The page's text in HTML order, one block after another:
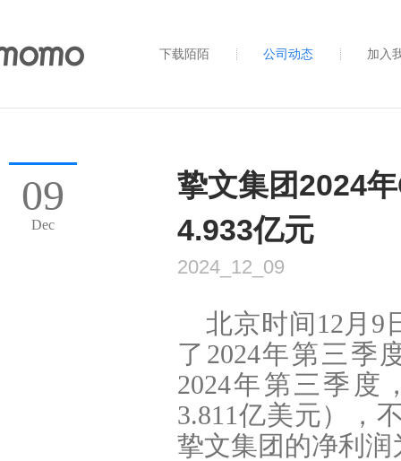
下载陌陌 公司动态 加入
09
Dec
挚文集团2024
4.933亿元
2024_12_09
北京时间12月9
了2024年第三季
2024年第三季度
3.811亿美元），
挚文集团的净利润